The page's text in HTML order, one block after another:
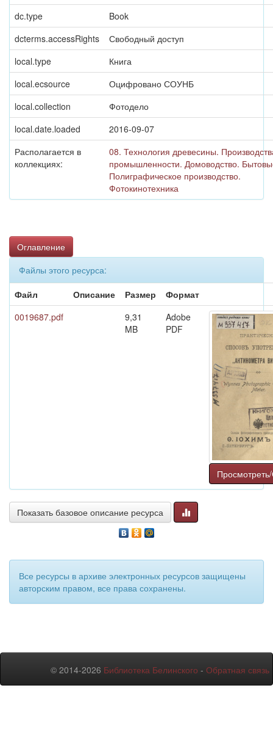
dc.type
Book
dcterms.accessRights
Свободный доступ
local.type
Книга
local.ecsource
Оцифровано СОУНБ
local.collection
Фотодело
local.date.loaded
2016-09-07
Располагается в
коллекциях:
08. Технология древесины.
промышленности. Домоводство.
Полиграфическое производство.
Фотокинотехника
Оглавление
Файлы этого ресурса:
Файл
Описание Размер
Формат
0019687.pdf
9,31
MB
Adobe
PDF
Показать базовое описание ресурса
Все ресурсы в архиве электронных ресурсов защищены
авторским правом, все права сохранены.
© 2014-2026 Библиотека Белинского - Обратная связь